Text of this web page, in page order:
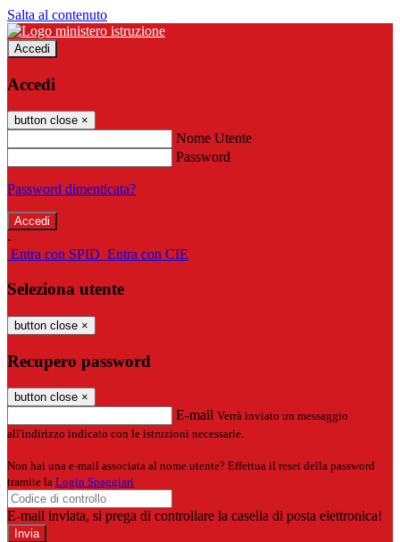
Salta al contenuto
Accedi
Accedi
button close ×
Nome Utente
Password
Password dimenticata?
-
Entra con SPID Entra con CIE
Seleziona utente
button close ×
Recupero password
button close ×
E-mail Verrà inviato un messaggio
all'indirizzo indicato con le istruzioni necessarie.
Non hai una e-mail associata al nome utente? Effettua il reset della password
tramite la Login Spaggiari
E-mail inviata, si prega di controllare la casella di posta elettronica!